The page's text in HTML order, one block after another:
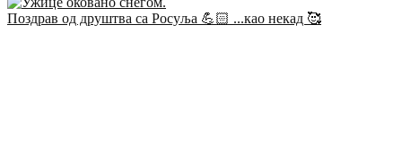
Поздрав од друштва са Росуља 💪🏻 ...као некад 🥰